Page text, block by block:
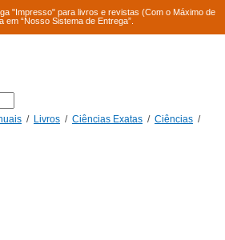
"Impresso" para livros e revistas (Com o Máximo de
em “Nosso Sistema de Entrega”.
/ Livros / Ciências Exatas / Ciências /